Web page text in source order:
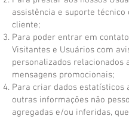
assistência e suporte técnico
cliente;
Para poder entrar em
Visitantes e Usuários com
personalizados relacionados
mensagens promocionais;
Para criar dados estatísticos
outras informações não
agregadas e/ou inferidas,